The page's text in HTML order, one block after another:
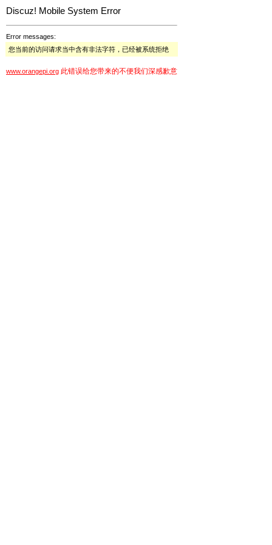
Discuz! Mobile System Error
Error messages:
您当前的访问请求当中含有非法字符，已经被系统拒绝
www.orangepi.org 此错误给您带来的不便我们深感歉意